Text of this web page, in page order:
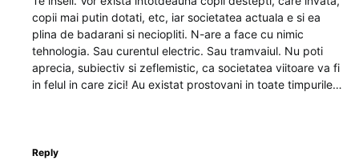
copii mai putin dotati, etc, iar societatea actuala e si ea
plina de badarani si neciopliti. N-are a face cu nimic
tehnologia. Sau curentul electric. Sau tramvaiul. Nu poti
aprecia, subiectiv si zeflemistic, ca societatea viitoare va fi
in felul in care zici! Au existat prostovani in toate timpurile…
Reply